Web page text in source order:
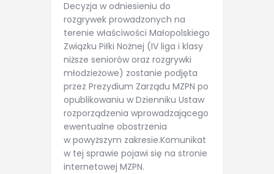
Decyzja w odniesieniu do
rozgrywek prowadzonych na
terenie właściwości Małopolskiego
Związku Piłki Nożnej (IV liga i klasy
niższe seniorów oraz rozgrywki
młodzieżowe) zostanie podjęta
przez Prezydium Zarządu MZPN po
opublikowaniu w Dzienniku Ustaw
rozporządzenia wprowadzającego
ewentualne obostrzenia
w powyższym zakresie.Komunikat
w tej sprawie pojawi się na stronie
internetowej MZPN.